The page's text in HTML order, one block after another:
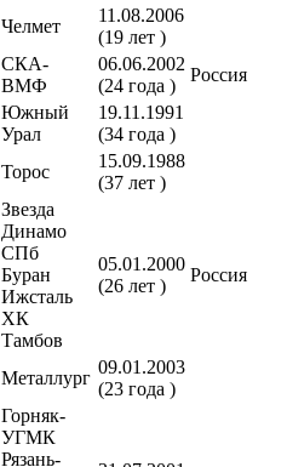
Челмет
11.08.2006
(19 лет )
СКА-
ВМФ
06.06.2002
(24 года )
Россия
Южный
Урал
19.11.1991
(34 года )
Торос
15.09.1988
(37 лет )
Звезда
Динамо
СПб
Буран
Ижсталь
ХК
Тамбов
05.01.2000
(26 лет )
Россия
Металлург
09.01.2003
(23 года )
Горняк-
УГМК
Рязань-